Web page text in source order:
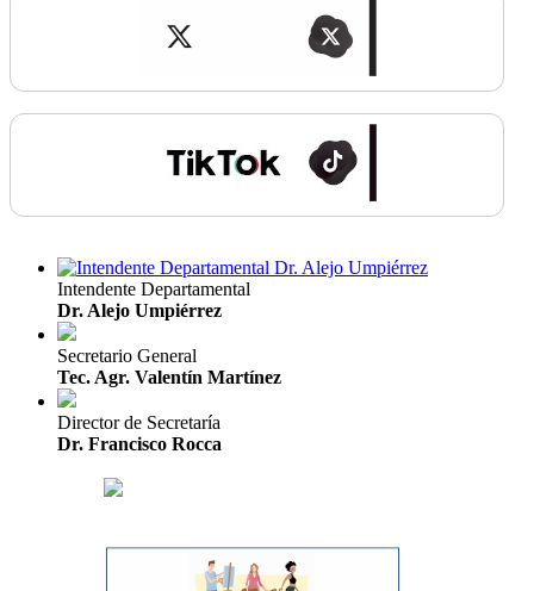
Intendente Departamental
Dr. Alejo Umpiérrez
Secretario General
Tec. Agr. Valentín Martínez
Director de Secretaría
Dr. Francisco Rocca